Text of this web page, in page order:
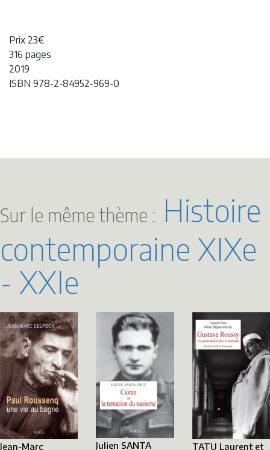
Prix 23€
316 pages
2019
ISBN 978-2-84952-969-0
Sur le même thème : Histoire
contemporaine XIXe
- XXIe
Jean-Marc Julien SANTA TATU Laurent et